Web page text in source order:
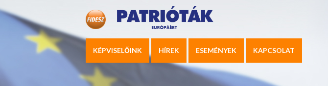
KÉPVISELŐINK HÍREK ESEMÉNYEK KAPCSOLAT